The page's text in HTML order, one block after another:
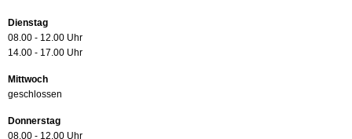
Dienstag
08.00 - 12.00 Uhr
14.00 - 17.00 Uhr
Mittwoch
geschlossen
Donnerstag
08.00 - 12.00 Uhr